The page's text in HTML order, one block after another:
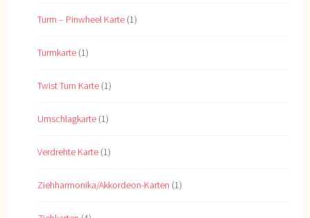
Turm – Pinwheel Karte (1)
Turmkarte (1)
Twist Turn Karte (1)
Umschlagkarte (1)
Verdrehte Karte (1)
Ziehharmonika/Akkordeon-Karten (1)